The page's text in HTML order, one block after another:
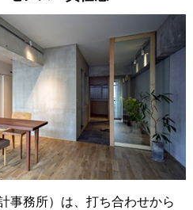
事務所）は、打ち合わせから